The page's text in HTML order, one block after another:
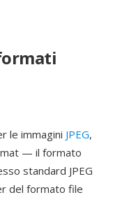
le immagini JPEG,
— il formato
standard JPEG
del formato file